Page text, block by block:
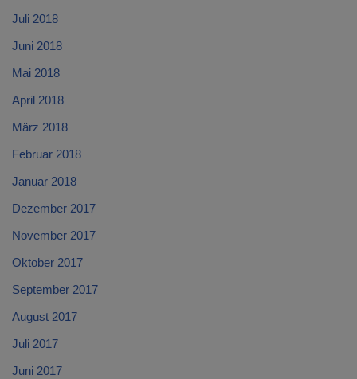
Juli 2018
Juni 2018
Mai 2018
April 2018
März 2018
Februar 2018
Januar 2018
Dezember 2017
November 2017
Oktober 2017
September 2017
August 2017
Juli 2017
Juni 2017